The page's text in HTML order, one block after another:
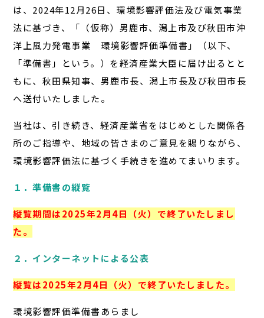
は、2024年12月26日、環境影響評価法及び電気事業
法に基づき、「（仮称）男鹿市、潟上市及び秋田市沖
洋上風力発電事業 環境影響評価準備書」（以下、
「準備書」という。）を経済産業大臣に届け出るとと
もに、秋田県知事、男鹿市長、潟上市長及び秋田市長
へ送付いたしました。
当社は、引き続き、経済産業省をはじめとした関係各
所のご指導や、地域の皆さまのご意見を賜りながら、
環境影響評価法に基づく手続きを進めてまいります。
１．準備書の縦覧
縦覧期間は2025年2月4日（火）で終了いたしまし
た。
２．インターネットによる公表
縦覧は2025年2月4日（火）で終了いたしました。
環境影響評価準備書あらまし